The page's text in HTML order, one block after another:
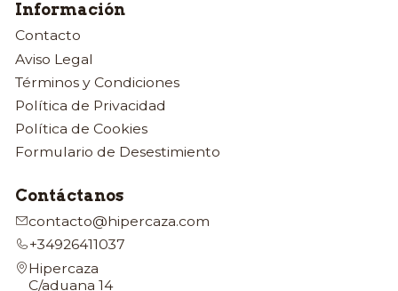
Información
Contacto
Aviso Legal
Términos y Condiciones
Política de Privacidad
Política de Cookies
Formulario de Desestimiento
Contáctanos
contacto@hipercaza.com
+34926411037
Hipercaza
C/aduana 14